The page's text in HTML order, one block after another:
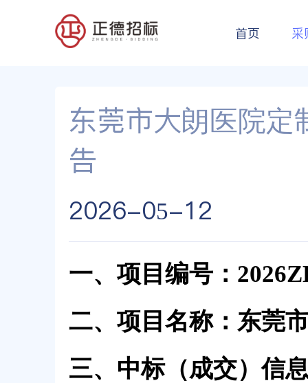
首页 采
东莞市大朗医院
告
2026-05-12
一、项目编号：
二、项目名称：东莞
三、中标（成交）信